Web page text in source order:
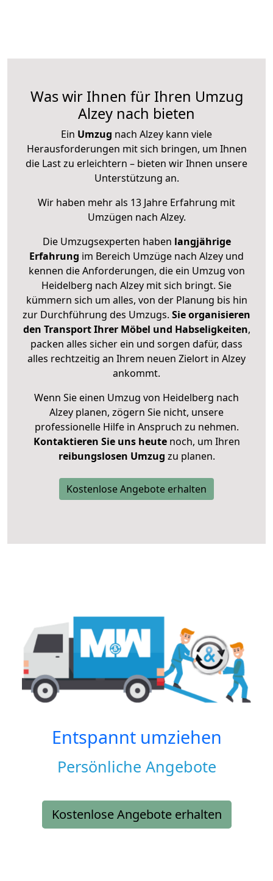
Was wir Ihnen für Ihren Umzug
Alzey nach bieten
Ein Umzug nach Alzey kann viele
Herausforderungen mit sich bringen, um Ihnen
die Last zu erleichtern – bieten wir Ihnen unsere
Unterstützung an.
Wir haben mehr als 13 Jahre Erfahrung mit
Umzügen nach Alzey.
Die Umzugsexperten haben langjährige
Erfahrung im Bereich Umzüge nach Alzey und
kennen die Anforderungen, die ein Umzug von
Heidelberg nach Alzey mit sich bringt. Sie
kümmern sich um alles, von der Planung bis hin
zur Durchführung des Umzugs. Sie organisieren
den Transport Ihrer Möbel und Habseligkeiten,
packen alles sicher ein und sorgen dafür, dass
alles rechtzeitig an Ihrem neuen Zielort in Alzey
ankommt.
Wenn Sie einen Umzug von Heidelberg nach
Alzey planen, zögern Sie nicht, unsere
professionelle Hilfe in Anspruch zu nehmen.
Kontaktieren Sie uns heutenoch, um Ihren
reibungslosen Umzug zu planen.
Kostenlose Angebote erhalten
Entspannt umziehen
Persönliche Angebote
Kostenlose Angebote erhalten